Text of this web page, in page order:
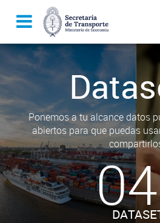
Ponemos a tu alcance datos
abiertos para que puedas